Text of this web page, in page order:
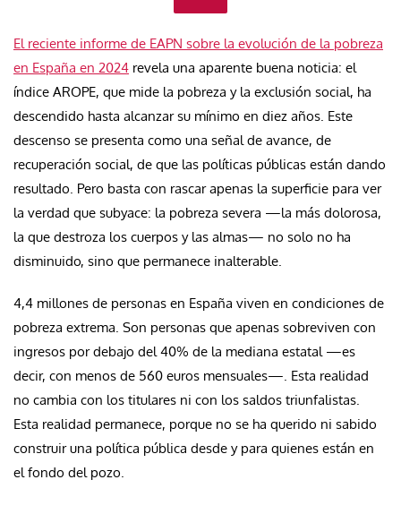
El reciente informe de EAPN sobre la evolución de la pobreza
en España en 2024 revela una aparente buena noticia: el
índice AROPE, que mide la pobreza y la exclusión social, ha
descendido hasta alcanzar su mínimo en diez años. Este
descenso se presenta como una señal de avance, de
recuperación social, de que las políticas públicas están dando
resultado. Pero basta con rascar apenas la superficie para ver
la verdad que subyace: la pobreza severa —la más dolorosa,
la que destroza los cuerpos y las almas— no solo no ha
disminuido, sino que permanece inalterable.
4,4 millones de personas en España viven en condiciones de
pobreza extrema. Son personas que apenas sobreviven con
ingresos por debajo del 40% de la mediana estatal —es
decir, con menos de 560 euros mensuales—. Esta realidad
no cambia con los titulares ni con los saldos triunfalistas.
Esta realidad permanece, porque no se ha querido ni sabido
construir una política pública desde y para quienes están en
el fondo del pozo.